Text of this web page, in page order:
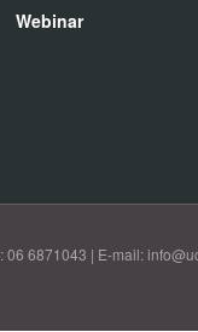
Webinar
06 6871043 | E-mail: